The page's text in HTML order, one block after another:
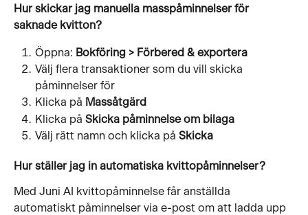
Hur skickar jag manuella masspåminnelser för
saknade kvitton?
Öppna: Bokföring > Förbered & exportera
Välj flera transaktioner som du vill skicka
påminnelser för
Klicka på Massåtgärd
Klicka på Skicka påminnelse om bilaga
Välj rätt namn och klicka på Skicka
Hur ställer jag in automatiska kvittopåminnelser?
Med Juni AI kvittopåminnelse får anställda
automatiskt påminnelser via e-post om att ladda upp